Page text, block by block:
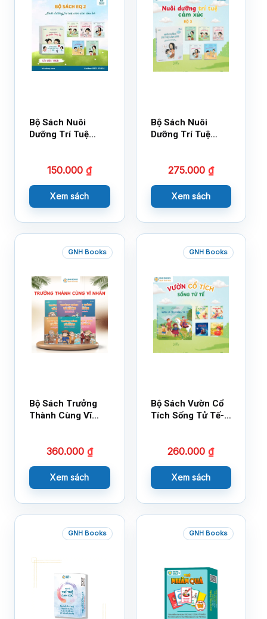
Bộ Sách Nuôi
Dưỡng Trí Tuệ
150.000₫
Xem sách
Bộ Sách Nuôi
Dưỡng Trí Tuệ
275.000 ₫
Xem sách
GNH Books
Bộ Sách Trưởng
Thành Cùng Vĩ
360.000 ₫
Xem sách
GNH Books
Bộ Sách Vườn Cổ
Tích Sống Tử Tế-
260.000₫
Xem sách
GNH Books GNH Books